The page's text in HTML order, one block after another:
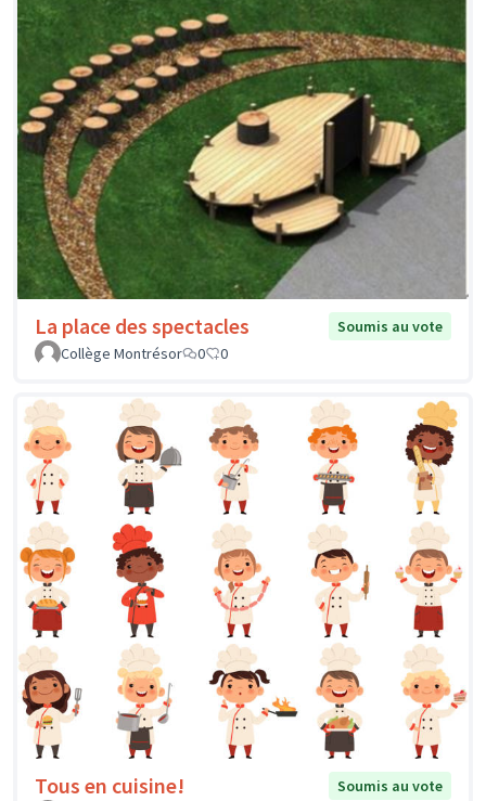
La place des spectacles
Soumis au vote
Collège Montrésor
0 0
Tous en cuisine!
Soumis au vote